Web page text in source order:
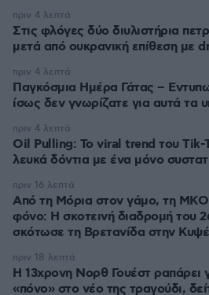
Στις φλόγες δύο διυλιστήρια
μετά από ουκρανική επίθεση με
πριν 4 λεπτά
Παγκόσμια Ημέρα Γάτας –
ίσως δεν γνωρίζατε για αυτά τα
πριν 4 λεπτά
Oil Pulling: To viral trend του Tik-
λευκά δόντια με ένα μόνο
πριν 4 λεπτά
Από τη Μόρια στον γάμο, τη ΜΚΟ
φόνο: Η σκοτεινή διαδρομή του
σκότωσε τη Βρετανίδα στην
πριν 16 λεπτά
Η 13χρονη Νορθ Γουέστ ραπάρει
«πόνο» στο νέο της τραγούδι,
πριν 18 λεπτά